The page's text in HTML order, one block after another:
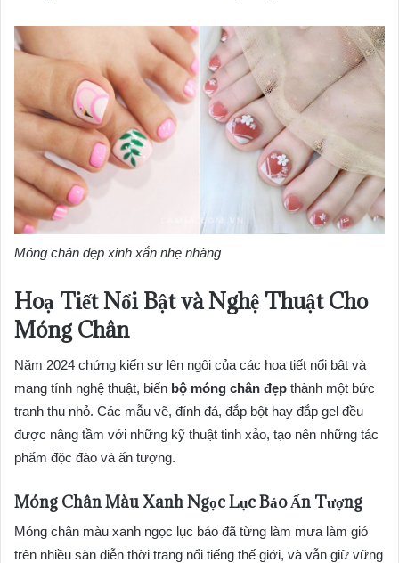
Móng chân đẹp xinh xắn nhẹ nhàng
Hoạ Tiết Nổi Bật và Nghệ Thuật Cho
Móng Chân
Năm 2024 chứng kiến sự lên ngôi của các họa tiết nổi bật và
mang tính nghệ thuật, biến bộ móng chân đẹp thành một bức
tranh thu nhỏ. Các mẫu vẽ, đính đá, đắp bột hay đắp gel đều
được nâng tầm với những kỹ thuật tinh xảo, tạo nên những tác
phẩm độc đáo và ấn tượng.
Móng Chân Màu Xanh Ngọc Lục Bảo Ấn Tượng
Móng chân màu xanh ngọc lục bảo đã từng làm mưa làm gió
trên nhiều sàn diễn thời trang nổi tiếng thế giới, và vẫn giữ vững